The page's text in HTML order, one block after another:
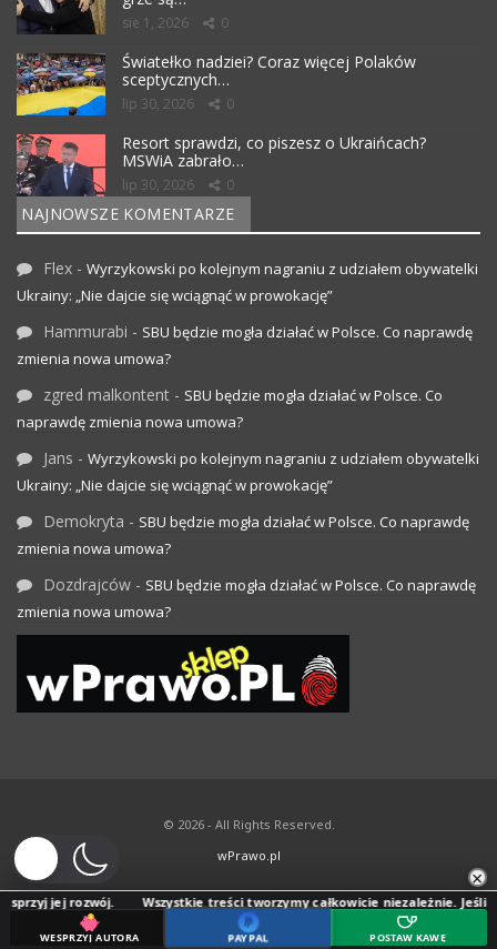
sie 1, 2026 0
Światełko nadziei? Coraz więcej Polaków
sceptycznych…
lip 30, 2026 0
Resort sprawdzi, co piszesz o Ukraińcach?
MSWiA zabrało…
lip 30, 2026 0
NAJNOWSZE KOMENTARZE
Flex - Wyrzykowski po kolejnym nagraniu z udziałem obywatelki
Ukrainy: „Nie dajcie się wciągnąć w prowokację”
Hammurabi - SBU będzie mogła działać w Polsce. Co naprawdę
zmienia nowa umowa?
zgred malkontent - SBU będzie mogła działać w Polsce. Co
naprawdę zmienia nowa umowa?
Jans - Wyrzykowski po kolejnym nagraniu z udziałem obywatelki
Ukrainy: „Nie dajcie się wciągnąć w prowokację”
Demokryta - SBU będzie mogła działać w Polsce. Co naprawdę
zmienia nowa umowa?
Dozdrajców - SBU będzie mogła działać w Polsce. Co naprawdę
zmienia nowa umowa?
© 2026 - All Rights Reserved.
wPrawo.pl
×
rozwój. Wszystkie treści tworzymy całkowicie niezależnie. Jeśli
WESPRZYJ AUTORA PAYPAL POSTAW KAWĘ